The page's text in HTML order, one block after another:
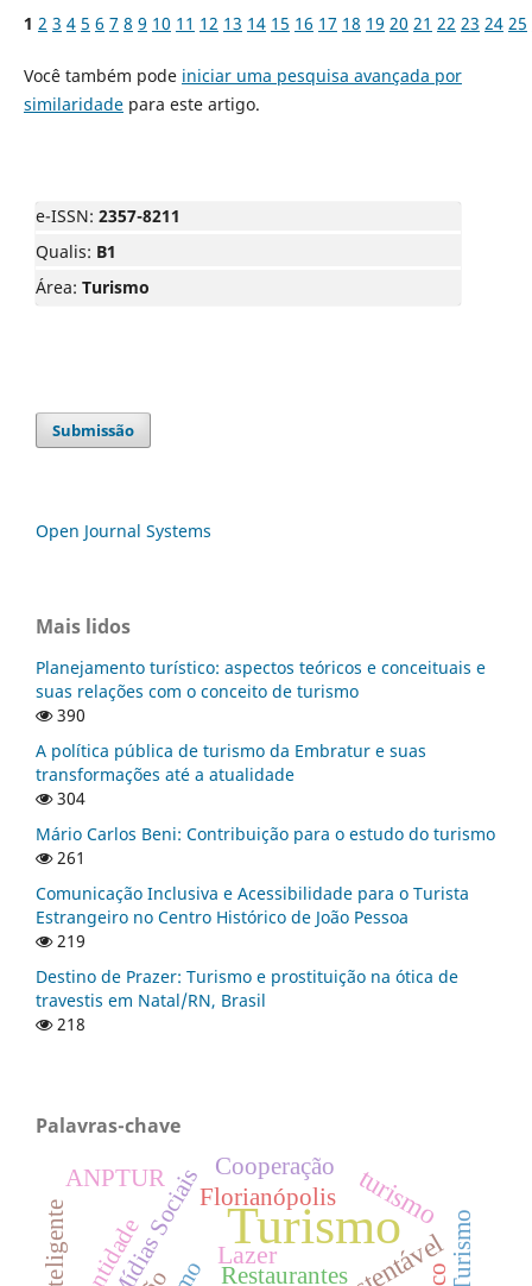
1 2 3 4 5 6 7 8 9 10 11 12 13 14 15 16 17 18 19 20 21 22 23 24 25
Você também pode iniciar uma pesquisa avançada por
similaridadepara este artigo.
e-ISSN: 2357-8211
Qualis: B1
Área: Turismo
Submissão
Open Journal Systems
Mais lidos
Planejamento turístico: aspectos teóricos e conceituais e
suas relações com o conceito de turismo
390
A política pública de turismo da Embratur e suas
transformações até a atualidade
304
Mário Carlos Beni: Contribuição para o estudo do turismo
261
Comunicação Inclusiva e Acessibilidade para o Turista
Estrangeiro no Centro Histórico de João Pessoa
219
Destino de Prazer: Turismo e prostituição na ótica de
travestis em Natal/RN, Brasil
218
Palavras-chave
Turismo
turismo
Lazer
Florianópolis
Mídias Sociais Restaurantes
ANPTUR Cooperação